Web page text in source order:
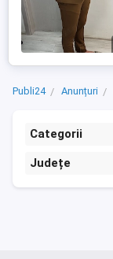
Publi24 Anunțuri
Categorii
Județe